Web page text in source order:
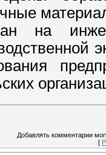
на
Добавлять комментарии
[